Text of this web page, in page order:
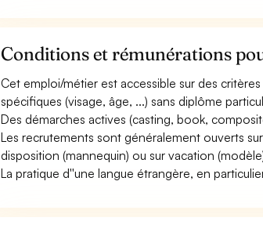
Conditions et rémunérations
Cet emploi/métier est accessible sur des
spécifiques (visage, âge, ...) sans diplôme
Des démarches actives (casting, book,
Les recrutements sont généralement ouverts
disposition (mannequin) ou sur vacation
La pratique d''une langue étrangère, en